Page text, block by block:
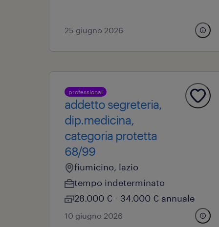
25 giugno 2026
professional
addetto segreteria,
dip.medicina,
categoria protetta
68/99
fiumicino, lazio
tempo indeterminato
28.000 € - 34.000 € annuale
10 giugno 2026